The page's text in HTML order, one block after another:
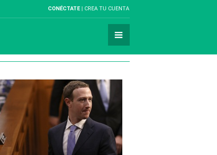
CONÉCTATE CREA TU CUENTA